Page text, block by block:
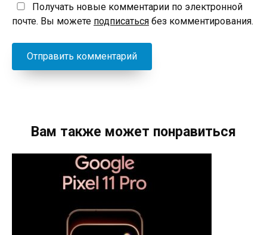
Получать новые комментарии по электронной
почте. Вы можете подписаться без комментирования.
Вам также может понравиться